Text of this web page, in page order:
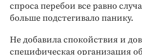
спроса перебои все равно
больше подстегивало панику.
Не добавила спокойствия и
специфическая организация